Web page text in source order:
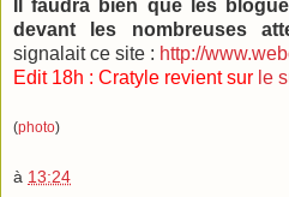
Il faudra bien que les
devant les nombreuses
signalait ce site : http://
Edit 18h : Cratyle revient sur le
(photo)
à 13:24